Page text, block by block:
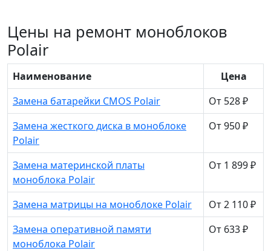
Цены на ремонт моноблоков
Polair
Наименование
Цена
Замена батарейки CMOS Polair
От 528 ₽
Замена жесткого диска в моноблоке
Polair
От 950 ₽
Замена материнской платы
моноблока Polair
От 1 899 ₽
Замена матрицы на моноблоке Polair
От 2 110 ₽
Замена оперативной памяти
моноблока Polair
От 633 ₽